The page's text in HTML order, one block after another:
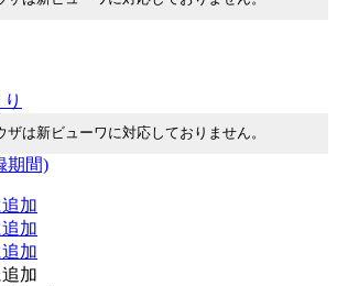
ザは新ビューワに対応しておりません。
期間)
加
加
加
加